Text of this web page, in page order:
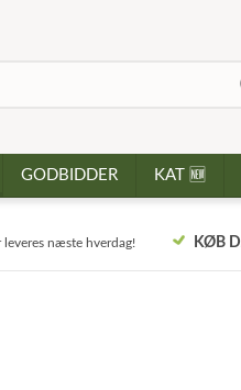
GODBIDDER KAT 🆕
leveres næste hverdag! KØB